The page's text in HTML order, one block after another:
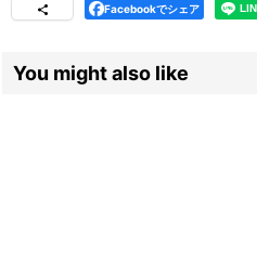
Facebookでシェア
You might also like